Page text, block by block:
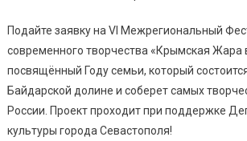
Подайте заявку на VI Межрегиональный
современного творчества «Крымская Жара
посвящённый Году семьи, который
Байдарской долине и соберет самых
России. Проект проходит при поддержке
культуры города Севастополя!